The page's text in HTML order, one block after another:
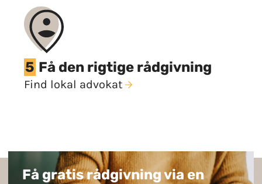
5 Få den rigtige rådgivning
Find lokal advokat
Få gratis rådgivning via en